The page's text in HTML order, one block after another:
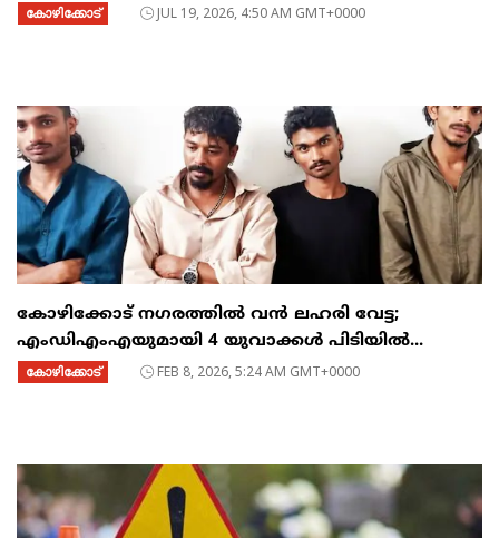
കോഴിക്കോട് JUL 19, 2026, 4:50 AM GMT+0000
കോഴിക്കോട് നഗരത്തിൽ വൻ ലഹരി വേട്ട;
എംഡിഎംഎയുമായി 4 യുവാക്കൾ പിടിയിൽ...
കോഴിക്കോട് FEB 8, 2026, 5:24 AM GMT+0000